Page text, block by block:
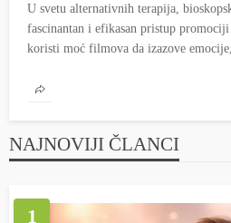
U svetu alternativnih terapija,
fascinantan i efikasan pristup
koristi moć filmova da izazove
NAJNOVIJI ČLANCI
1